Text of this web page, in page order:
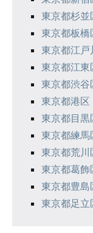
東京都杉並
東京都板橋
東京都江戸
東京都江東
東京都渋谷
東京都港区
東京都目黒
東京都練馬
東京都荒川
東京都葛飾
東京都豊島
東京都足立